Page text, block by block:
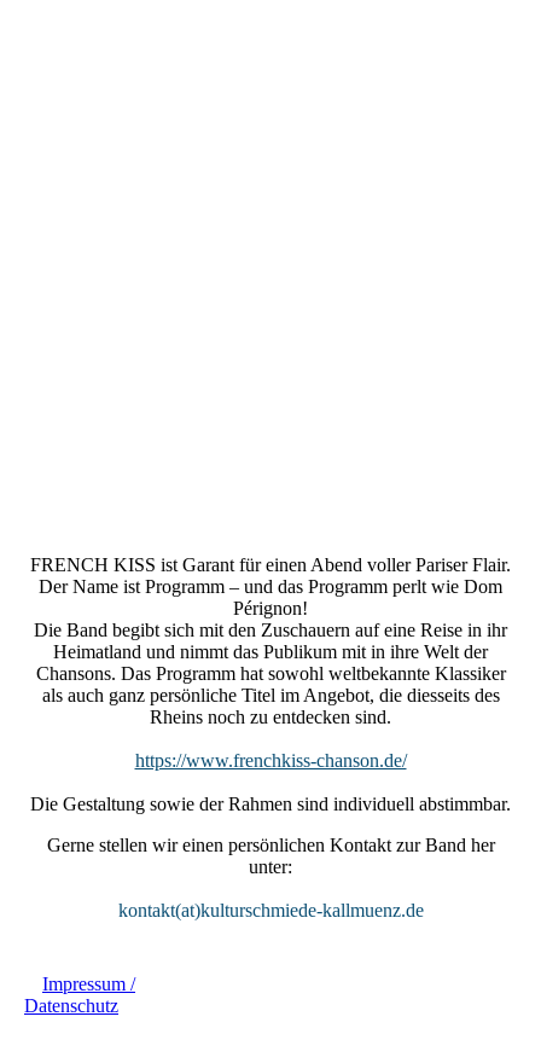
FRENCH KISS ist Garant für einen Abend voller Pariser Flair.
Der Name ist Programm – und das Programm perlt wie Dom
Pérignon!
Die Band begibt sich mit den Zuschauern auf eine Reise in ihr
Heimatland und nimmt das Publikum mit in ihre Welt der
Chansons. Das Programm hat sowohl weltbekannte Klassiker
als auch ganz persönliche Titel im Angebot, die diesseits des
Rheins noch zu entdecken sind.
https://www.frenchkiss-chanson.de/
Die Gestaltung sowie der Rahmen sind individuell abstimmbar.
Gerne stellen wir einen persönlichen Kontakt zur Band her
unter:
kontakt(at)kulturschmiede-kallmuenz.de
Impressum /
Datenschutz